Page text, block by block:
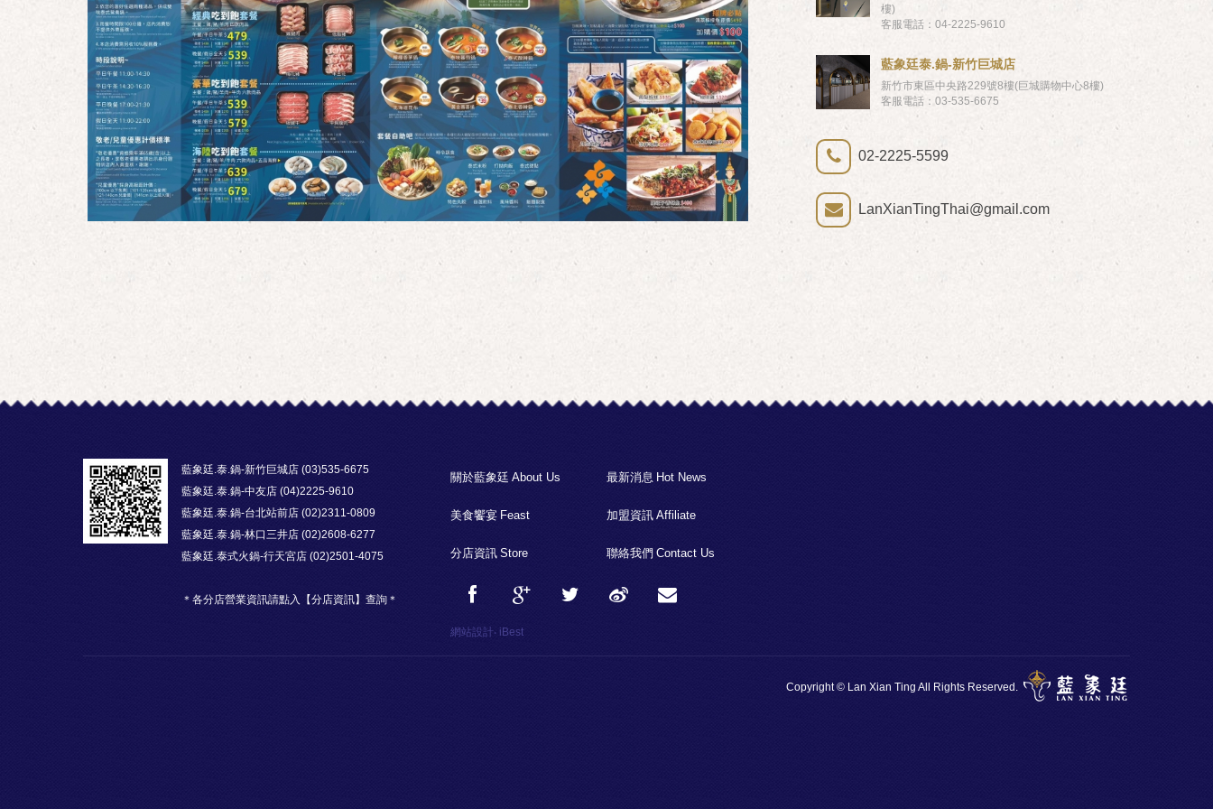
樓)
客服電話：04-2225-9610
藍象廷泰.鍋-新竹巨城店
新竹市東區中央路229號8樓(巨城購物中心8樓)
客服電話：03-535-6675
02-2225-5599
LanXianTingThai@gmail.com
藍象廷.泰.鍋-新竹巨城店 (03)535-6675
藍象廷.泰.鍋-中友店 (04)2225-9610
藍象廷.泰.鍋-台北站前店 (02)2311-0809
藍象廷.泰.鍋-林口三井店 (02)2608-6277
藍象廷.泰式火鍋-行天宮店 (02)2501-4075
＊各分店營業資訊請點入【分店資訊】查詢＊
關於藍象廷 About Us 最新消息 Hot News
美食饗宴 Feast 加盟資訊 Affiliate
分店資訊 Store 聯絡我們 Contact Us
網站設計‧ iBest
Copyright © Lan Xian Ting All Rights Reserved.